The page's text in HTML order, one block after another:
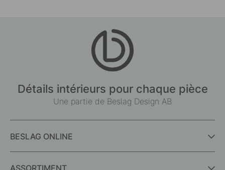
Détails intérieurs pour chaque pièce
Une partie de Beslag Design AB
BESLAG ONLINE
ASSORTIMENT